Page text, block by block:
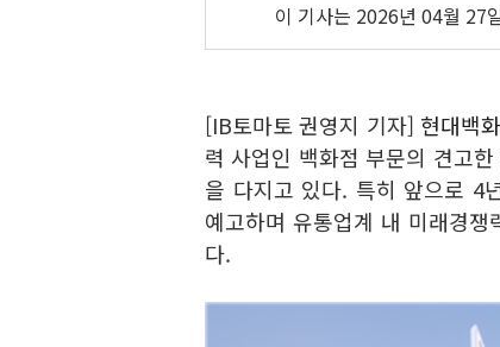
이 기사는 2026년 04월 27
[IB토마토 권영지 기자] 현대백
력 사업인 백화점 부문의 견고
을 다지고 있다. 특히 앞으로 4
예고하며 유통업계 내 미래경
다.